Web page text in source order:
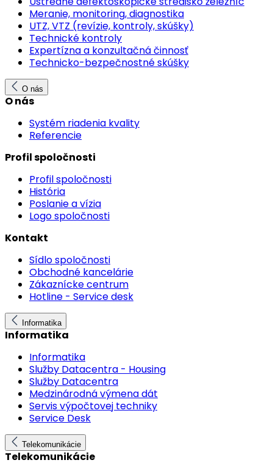
Meranie, monitoring, diagnostika
UTZ, VTZ (revízie, kontroly, skúšky)
Technické kontroly
Expertízna a konzultačná činnosť
Technicko-bezpečnostné skúšky
O nás
O nás
Systém riadenia kvality
Referencie
Profil spoločnosti
Profil spoločnosti
História
Poslanie a vízia
Logo spoločnosti
Kontakt
Sídlo spoločnosti
Obchodné kancelárie
Zákaznícke centrum
Hotline - Service desk
Informatika
Informatika
Informatika
Služby Datacentra - Housing
Služby Datacentra
Medzinárodná výmena dát
Servis výpočtovej techniky
Service Desk
Telekomunikácie
Telekomunikácie